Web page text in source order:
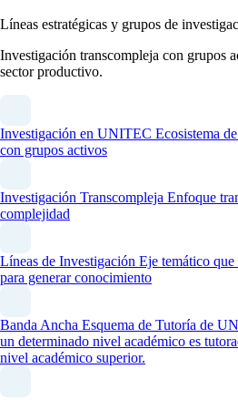
Líneas estratégicas y grupos de
Investigación transcompleja con grupos
sector productivo.
Investigación en UNITEC Ecosistema
con grupos activos
Investigación Transcompleja Enfoque
complejidad
Líneas de Investigación Eje temático
para generar conocimiento
Banda Ancha Esquema de Tutoría de
un determinado nivel académico es
nivel académico superior.